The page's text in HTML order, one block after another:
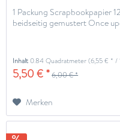
1 Packung Scrapbookpapier
beidseitig gemustert Once
Inhalt0.84 Quadratmeter(6,55 € * /
5,50 € *6,00 € *
Merken